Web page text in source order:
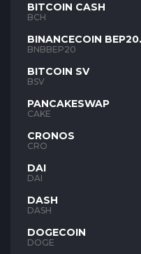
BITCOIN CASH
BCH
BINANCECOIN BEP20
BNB
BNBBEP20
BITCOIN SV
BSV
PANCAKESWAP
CAKE
CRONOS
CRO
DAI
DAI
DASH
DASH
DOGECOIN
DOGE